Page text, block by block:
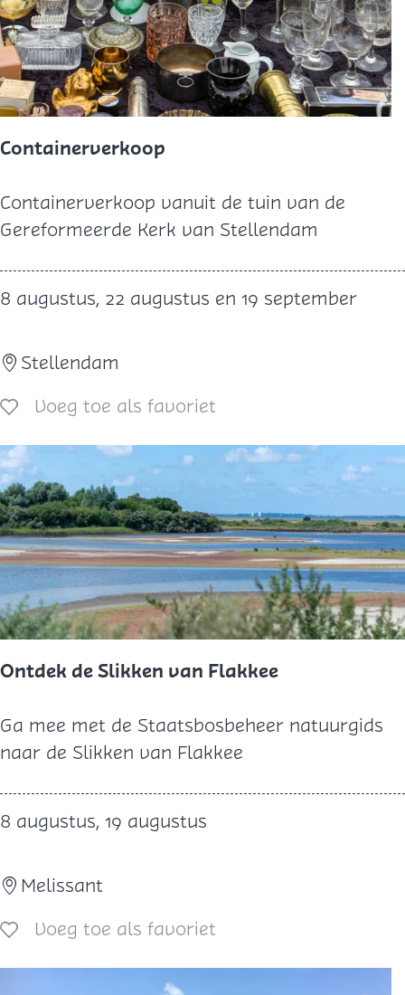
A
e
n
a
Containerverkoop
C
o
a
n
r
v
e
r
k
o
o
p
Containerverkoop vanuit de tuin van de
Gereformeerde Kerk van Stellendam
8 augustus, 22 augustus en 19 september
Stellendam
Voeg toe als favoriet
Ontdek de Slikken van Flakkee
O
n
e
d
S
l
Ga mee met de Staatsbosbeheer natuurgids
naar de Slikken van Flakkee
8 augustus, 19 augustus
Melissant
Voeg toe als favoriet